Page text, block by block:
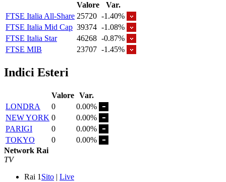
Valore
Var.
FTSE Italia All-Share 25720 -1.40%
FTSE Italia Mid Cap 39374 -1.08%
FTSE Italia Star
46268 -0.87%
FTSE MIB
23707 -1.45%
Indici Esteri
Valore Var.
LONDRA
0
0.00%
NEW YORK 0
0.00%
PARIGI
0
0.00%
TOKYO
0
0.00%
Network Rai
TV
Rai 1 Sito | Live